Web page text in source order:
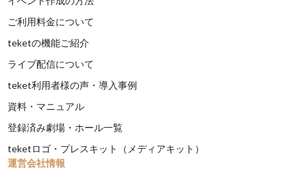
ご利用料金について
teketの機能ご紹介
ライブ配信について
teket利用者様の声・導入事例
資料・マニュアル
登録済み劇場・ホール一覧
teketロゴ・プレスキット（メディアキット）
運営会社情報